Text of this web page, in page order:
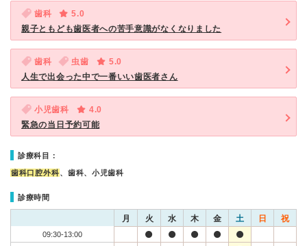
歯科
5.0
親子ともども歯医者への苦手意識がなくなりました
歯科 虫歯
5.0
人生で出会った中で一番いい歯医者さん
小児歯科
4.0
緊急の当日予約可能
診療科目：
歯科口腔外科、歯科、小児歯科
診療時間
月 火 水 木 金 土 日 祝
09:30-13:00